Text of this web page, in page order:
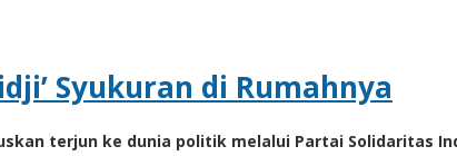
Syukuran di Rumahnya
terjun ke dunia politik melalui Partai Solidaritas